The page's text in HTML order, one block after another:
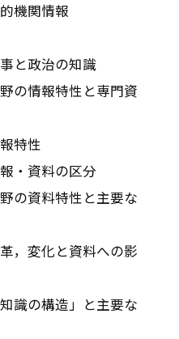
機関情報
と政治の知識
の情報特性と専門資
特性
・資料の区分
の資料特性と主要な
，変化と資料への影
識の構造」と主要な